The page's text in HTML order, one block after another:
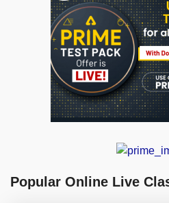
Popular Online Live